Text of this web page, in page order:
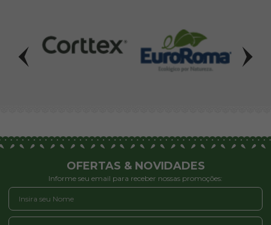
OFERTAS & NOVIDADES
Informe seu email para receber nossas promoções: